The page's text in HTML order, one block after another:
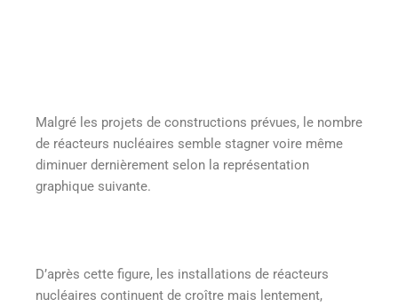
Malgré les projets de constructions prévues, le nombre
de réacteurs nucléaires semble stagner voire même
diminuer dernièrement selon la représentation
graphique suivante.
D’après cette figure, les installations de réacteurs
nucléaires continuent de croître mais lentement,